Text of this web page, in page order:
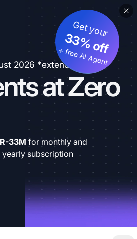
2026 *extended
at Zero
Get your
33% off
+ free AI Agent
33M for monthly and
yearly subscription